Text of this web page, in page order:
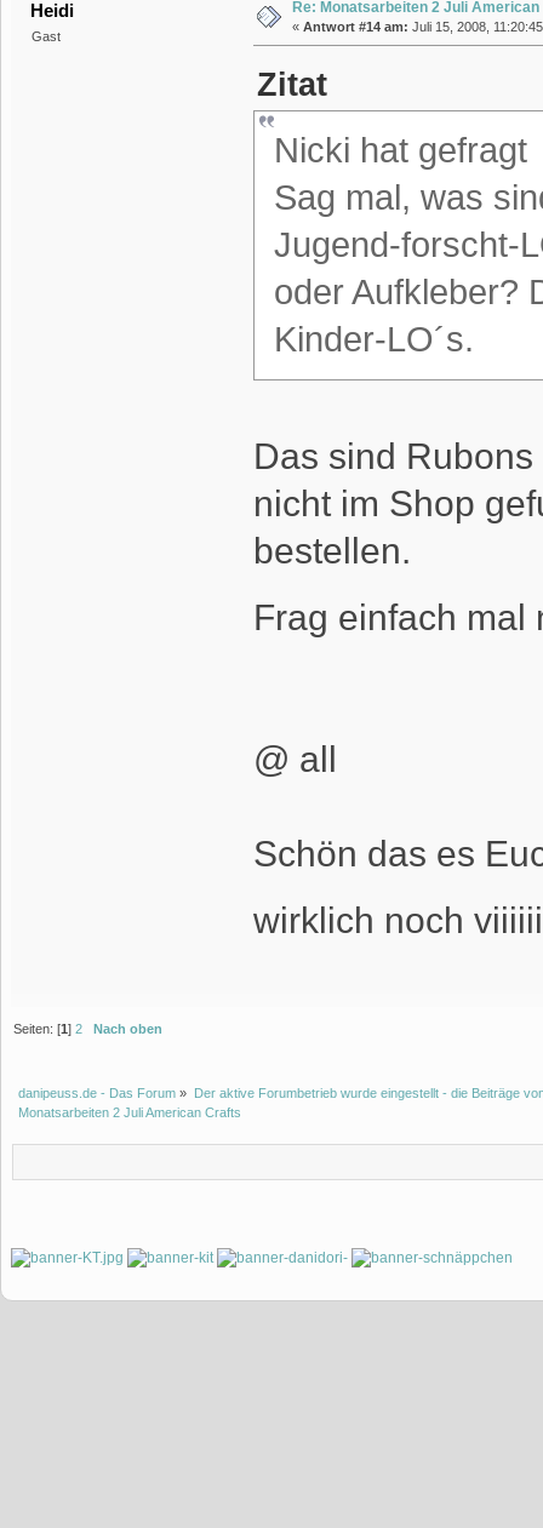
Heidi
Gast
Re: Monatsarbeiten 2 Juli
« Antwort #14 am: Juli 15, 2008,
Zitat
Nicki hat gefragt
Sag mal, was
Jugend-forscht-
oder Aufkleber?
Kinder-LO´s.
Das sind
nicht im Shop
bestellen.
Frag einfach
@ all
Schön das es
wirklich noch
Seiten: [1]2 Nach oben
danipeuss.de - Das Forum » Der aktive Forumbetrieb wurde eingestellt - die Beiträge
Monatsarbeiten 2 Juli American Crafts